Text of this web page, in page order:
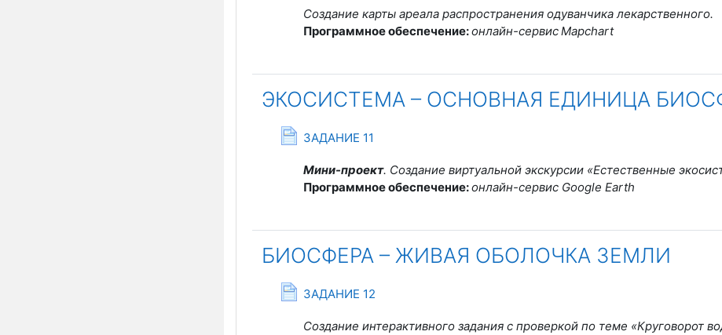
Создание карты ареала распространения одуванчика лекарственного.
Программное обеспечение:онлайн-сервисMapchart
ЭКОСИСТЕМА – ОСНОВНАЯ ЕДИНИЦА
ЗАДАНИЕ 11Страница
Мини-проект. Создание виртуальной экскурсии «Естественные
Программное обеспечение:онлайн-сервис Google Earth
БИОСФЕРА – ЖИВАЯ ОБОЛОЧКА ЗЕМЛИ
ЗАДАНИЕ 12Страница
Создание интерактивного задания с проверкой по теме «Круговорот